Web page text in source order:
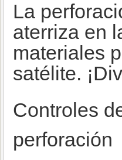
La
aterriza en
materiales
satélite.
Controles
perforación